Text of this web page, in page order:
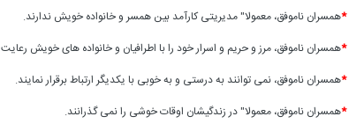
*همسران ناموفق، معمولا" مدیریتی کارآمد بین همسر و خانواده خویش ندارند.
*همسران ناموفق، مرز و حریم و اسرار خود را با اطرافیان و خانواده های خویش
*همسران ناموفق، نمی توانند به درستی و به خوبی با یکدیگر ارتباط برقرار نمایند.
*همسران ناموفق، معمولا" در زندگیشان اوقات خوشی را نمی گذرانند.